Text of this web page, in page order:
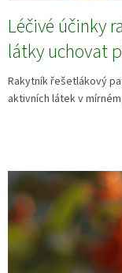
Léčivé účinky
látky uchovat
Rakytník řešetlákový
aktivních látek v